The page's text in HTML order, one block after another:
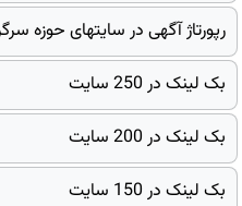
رپورتاژ آگهی در سایتهای حوزه
بک لینک در 250 سایت
بک لینک در 200 سایت
بک لینک در 150 سایت